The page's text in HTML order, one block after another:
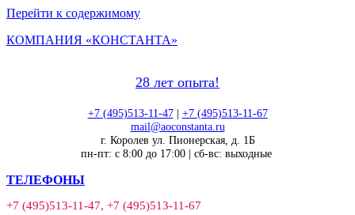
Перейти к содержимому
КОМПАНИЯ «КОНСТАНТА»
28 лет опыта!
+7 (495)513-11-47| +7 (495)513-11-67
mail@aoconstanta.ru
г. Королев ул. Пионерская, д. 1Б
пн-пт: с 8:00 до 17:00 | сб-вс: выходные
ТЕЛЕФОНЫ
+7 (495)513-11-47, +7 (495)513-11-67